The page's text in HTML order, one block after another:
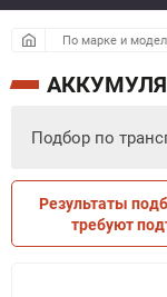
По марке и
Подбор по
ПО
Результаты
требуют